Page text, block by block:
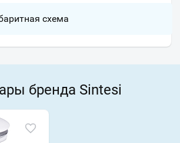
схема
бренда Sintesi